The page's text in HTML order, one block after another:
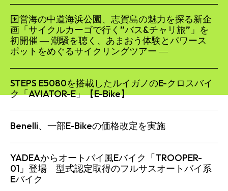
国営海の中道海浜公園、志賀島の魅力を探る新企
画「サイクルカーゴで行く”バス&チャリ旅”」を
初開催 ― 潮騒を聴く、あまおう体験とパワース
ポットをめぐるサイクリングツアー ―
STEPS E5080を搭載したルイガノのE-クロスバイ
ク「AVIATOR-E」【E-Bike】
Benelli、一部E-Bikeの価格改定を実施
YADEAからオートバイ風Eバイク「TROOPER-
01」登場 型式認定取得のフルサスオートバイ系
Eバイク